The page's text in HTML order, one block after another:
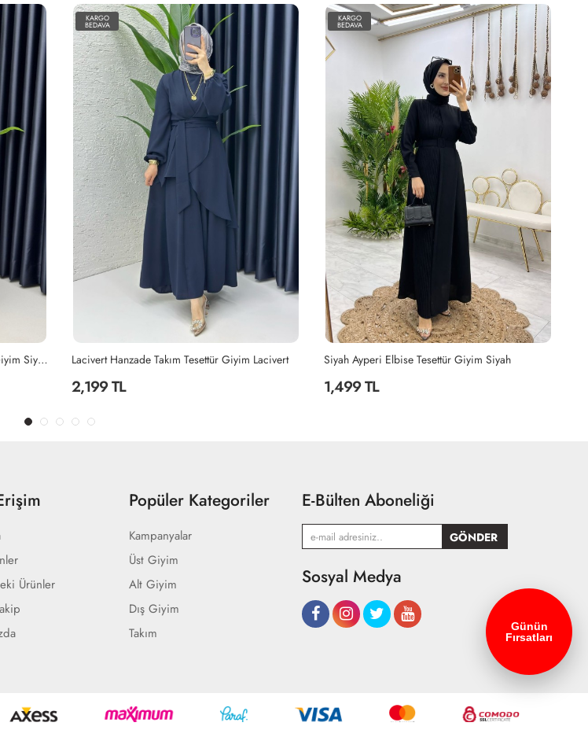
Siyah Premium Sultan Elbise Tesettür Giyim Siyah
KARGO
BEDAVA
Lacivert Hanzade Takım Tesettür Giyim Lacivert
2,199 TL
KARGO
BEDAVA
Siyah Ayperi Elbise Tesettür Giyim Siyah
1,499 TL
Ürünler
Popüler Kategoriler
Kampanyalar
Üst Giyim
Alt Giyim
Dış Giyim
Takım
E-Bülten Aboneliği
Sosyal Medya
Günün
Fırsatları